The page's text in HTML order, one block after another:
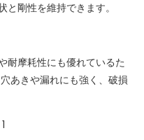
剛性を維持できます。
耐摩耗性にも優れているた
あきや漏れにも強く、破損